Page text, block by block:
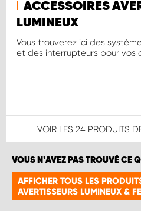
ACCESSOIRES
LUMINEUX
Vous trouverez ici des
et des interrupteurs pour vos
VOIR LES 24 PRODUITS
VOUS N'AVEZ PAS TROUVÉ CE
AFFICHER TOUS LES
AVERTISSEURS LUMINEUX &